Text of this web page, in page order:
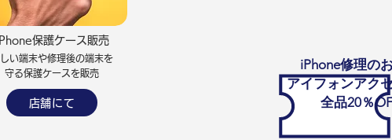
保護ケース販売
い端末や修理後の端末を
​守る保護ケースを販売
店舗にて
iPhone修理の
アイフォンアク
全品20％